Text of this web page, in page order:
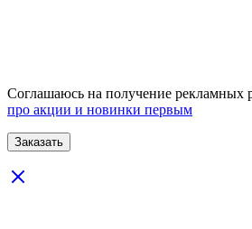
Соглашаюсь на получение рекламных
про акции и новинки первым